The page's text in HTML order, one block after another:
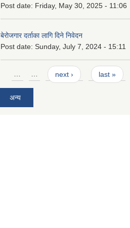
Post date: Friday, May 30, 2025 - 11:06
बेरोजगार दर्ताका लागि दिने निवेदन
Post date: Sunday, July 7, 2024 - 15:11
Pages
… … next › last »
अन्य